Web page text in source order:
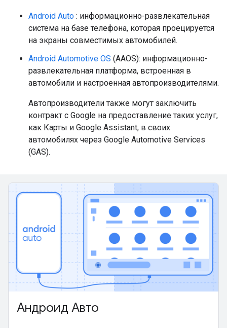
Android Auto : информационно-развлекательная
система на базе телефона, которая проецируется
на экраны совместимых автомобилей.
Android Automotive OS (AAOS): информационно-
развлекательная платформа, встроенная в
автомобили и настроенная автопроизводителями.
Автопроизводители также могут заключить
контракт с Google на предоставление таких услуг,
как Карты и Google Assistant, в своих
автомобилях через Google Automotive Services
(GAS).
Андроид Авто